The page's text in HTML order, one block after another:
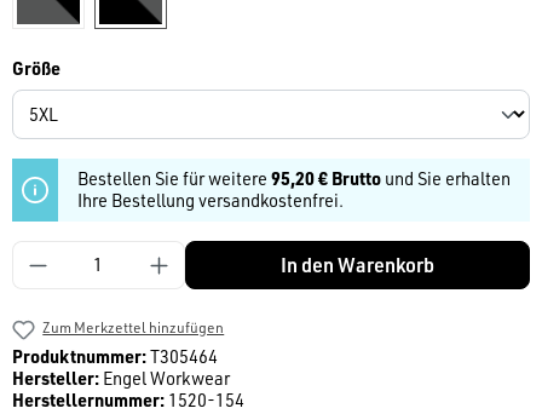
Größeauswählen
Bestellen Sie für weitere 95,20 € Brutto und Sie erhalten
Ihre Bestellung versandkostenfrei.
Produkt Anzahl: Gib den gewünschten Wert
In den Warenkorb
Zum Merkzettel hinzufügen
Produktnummer:T305464
Hersteller: Engel Workwear
Herstellernummer: 1520-154